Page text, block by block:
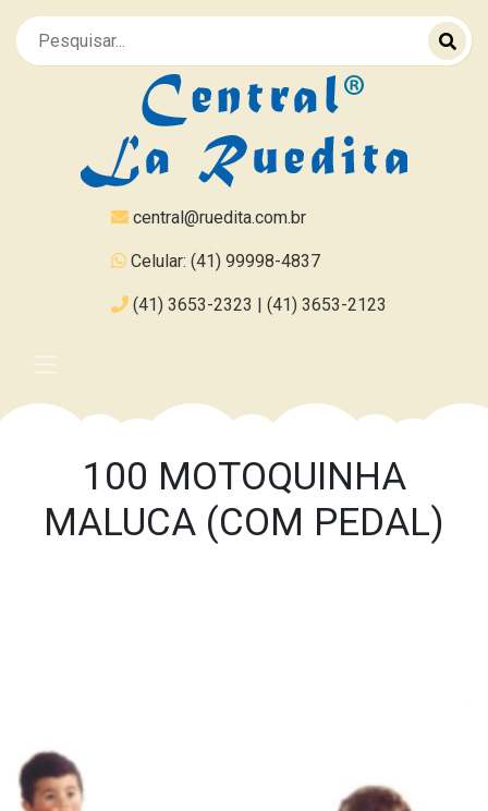
central@ruedita.com.br
Celular: (41) 99998-4837
(41) 3653-2323 | (41) 3653-2123
100 MOTOQUINHA
MALUCA (COM PEDAL)